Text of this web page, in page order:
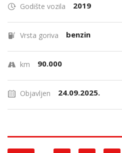
Godište vozila 2019
Vrsta goriva benzin
km 90.000
Objavljen 24.09.2025.